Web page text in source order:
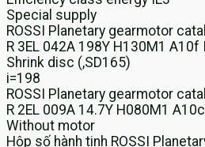
Special supply
ROSSI Planetary gearmotor
R 3EL 042A 198Y H130M1
Shrink disc (,SD165)
i=198
ROSSI Planetary gearmotor
R 2EL 009A 14.7Y H080M1
Without motor
Hộp số hành tinh ROSSI